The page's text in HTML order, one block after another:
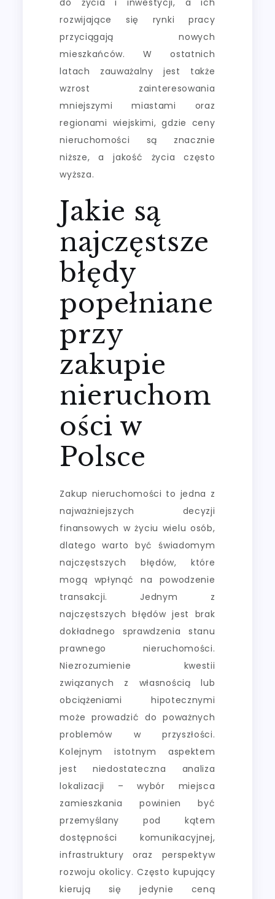
rozwijające się rynki pracy
przyciągają nowych
mieszkańców. W ostatnich
latach zauważalny jest także
wzrost zainteresowania
mniejszymi miastami oraz
regionami wiejskimi, gdzie ceny
nieruchomości są znacznie
niższe, a jakość życia często
wyższa.
Jakie są
najczęstsze
błędy
popełniane
przy
zakupie
nieruchom
ości w
Polsce
Zakup nieruchomości to jedna z
najważniejszych decyzji
finansowych w życiu wielu osób,
dlatego warto być świadomym
najczęstszych błędów, które
mogą wpłynąć na powodzenie
transakcji. Jednym z
najczęstszych błędów jest brak
dokładnego sprawdzenia stanu
prawnego nieruchomości.
Niezrozumienie kwestii
związanych z własnością lub
obciążeniami hipotecznymi
może prowadzić do poważnych
problemów w przyszłości.
Kolejnym istotnym aspektem
jest niedostateczna analiza
lokalizacji – wybór miejsca
zamieszkania powinien być
przemyślany pod kątem
dostępności komunikacyjnej,
infrastruktury oraz perspektyw
rozwoju okolicy. Często kupujący
kierują się jedynie ceną